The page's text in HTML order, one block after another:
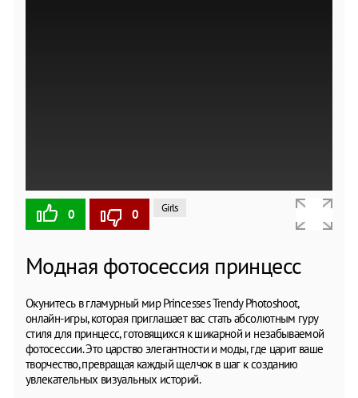
0 0 Girls
Модная фотосессия принцесс
Окунитесь в гламурный мир Princesses Trendy Photoshoot,
онлайн-игры, которая приглашает вас стать абсолютным гуру
стиля для принцесс, готовящихся к шикарной и незабываемой
фотосессии. Это царство элегантности и моды, где царит ваше
творчество, превращая каждый щелчок в шаг к созданию
увлекательных визуальных историй.